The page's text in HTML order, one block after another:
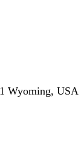
Wyoming, USA